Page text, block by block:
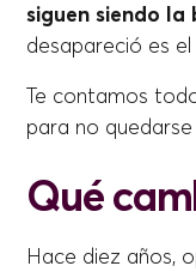
siguen siendo la
desapareció es
Te contamos
para no
Qué
Hace diez años,